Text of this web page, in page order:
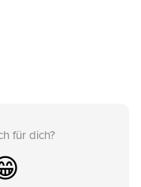
für dich?